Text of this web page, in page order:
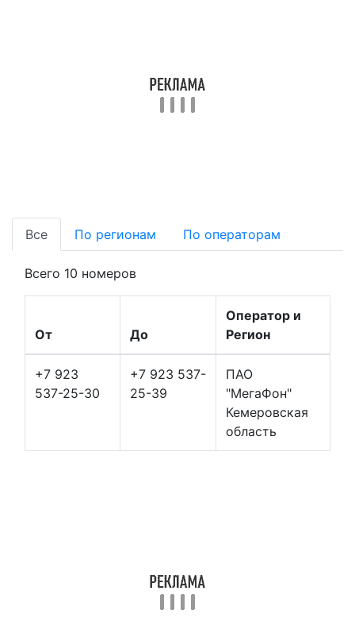
Все По регионам По операторам
Всего 10 номеров
От До
Оператор и
Регион
+7 923
537-25-30
+7 923 537-
25-39
ПАО
"МегаФон"
Кемеровская
область